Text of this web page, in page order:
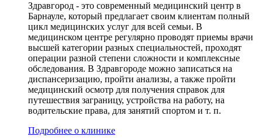
Здравгород - это современный медицинский центр в
Барнауле, который предлагает своим клиентам полный
цикл медицинских услуг для всей семьи. В
медицинском центре регулярно проводят приемы врачи
высшей категории разных специальностей, проходят
операции разной степени сложности и комплексные
обследования. В Здравгороде можно записаться на
диспансеризацию, пройти анализы, а также пройти
медицинский осмотр для получения справок для
путешествия заграницу, устройства на работу, на
водительские права, для занятий спортом и т. п.
Подробнее о клинике